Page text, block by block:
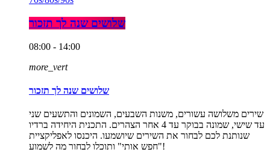
שלושים שנה לך תזכור
08:00 - 14:00
more_vert
שלושים שנה לך תזכור
שירים משלושה עשורים, משנות השבעים, השמונים והתשעים שני
עד שישי, שמונה בבוקר עד 4 אחר הצהרים. התכנית היחידה ברדיו
שנותנת לכם לבחור את השירים שיושמעו. היכנסו לאפליקציית
"חפש אותי" ותוכלו לבחור מה לשמוע!